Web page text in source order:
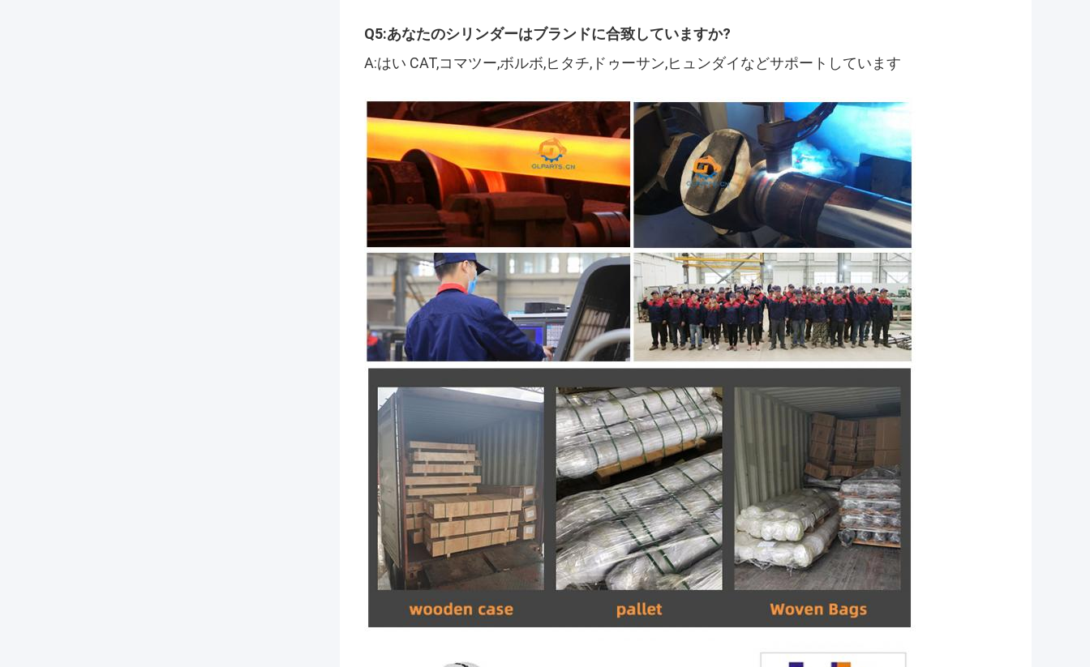
Q5:あなたのシリンダーはブランドに合致していますか?
A:はい CAT,コマツー,ボルボ,ヒタチ,ドゥーサン,ヒュンダイなどサポートしています